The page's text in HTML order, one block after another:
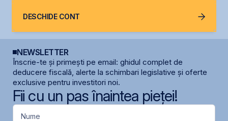
DESCHIDE CONT
NEWSLETTER
Înscrie-te și primești pe email: ghidul complet de
deducere fiscală, alerte la schimbari legislative și oferte
exclusive pentru investitori noi.
Fii cu un pas înaintea pieței!
Nume